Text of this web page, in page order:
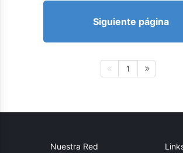
Siguiente página
1
Nuestra Red